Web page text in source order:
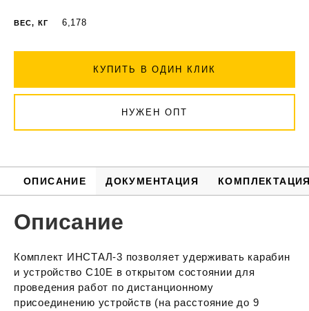
ВЕС, КГ 6,178
КУПИТЬ В ОДИН КЛИК
НУЖЕН ОПТ
ОПИСАНИЕ ДОКУМЕНТАЦИЯ
Описание
Комплект ИНСТАЛ-3 позволяет удерживать карабин
и устройство С10Е в открытом состоянии для
проведения работ по дистанционному
присоединению устройств (на расстояние до 9